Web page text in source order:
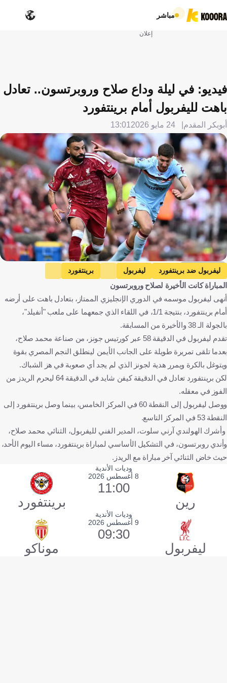
مباشر
إعلان
فيديو: في ليلة وداع صلاح وروبرتسون.. تعادل
باهت لليفربول أمام برينتفورد
أبوبكر المقدم 24 مايو 2026 13:01
Getty Images
ليفربول ضد برينتفورد ليفربول
برينتفورد
الدوري الإنجليزي الممتاز
محمد صلاح
مصر
اسكتلندا كرة قدم
المباراة كانت الأخيرة لصلاح وروبرتسون
أنهى ليفربول موسمه في الدوري الإنجليزي الممتاز، بتعادل باهت على أرضه
أمام برينتفورد، بنتيجة 1/1، في اللقاء الذي جمعهما على ملعب "أنفيلد"،
بالجولة الـ 38 والأخيرة من المسابقة.
تقدم ليفربول في الدقيقة 58 عبر كورتيس جونز، من صناعة محمد صلاح،
بعدما تلقى تمريرة طويلة على الجانب الأيمن لينطلق النجم المصري بقوة
ويتوغل بالكرة ويمرر هدية لجونز الذي لم يجد أي صعوبة في هز الشباك.
لكن برينتفورد تعادل في الدقيقة كيفن شايد في الدقيقة 64 ليحرم الريدز من
الفوز في معقله.
ووصل ليفربول إلى النقطة 60 في المركز الخامس، بينما وصل برينتفورد إلى
النقطة 53 في المركز التاسع.
وأشرك الهولندي آرني سلوت، المدير الفني لليفربول، الثنائي محمد صلاح،
وأندي روبرتسون، في التشكيل الأساسي لمباراة برينتفورد، مساء اليوم الأحد،
حيث خاض الثنائي آخر مباراة مع الريدز.
وديات الأندية
رين
8 أغسطس 2026
11:00
برينتفورد
وديات الأندية
ليفربول
9 أغسطس 2026
09:30
موناكو